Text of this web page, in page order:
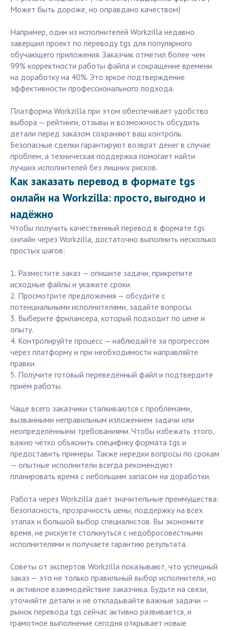
Может быть дороже, но оправдано качеством|
Например, один из исполнителей Workzilla недавно
завершил проект по переводу tgs для популярного
обучающего приложения. Заказчик отметил более чем
99% корректности работы файла и сокращение времени
на доработку на 40%. Это яркое подтверждение
эффективности профессионального подхода.
Платформа Workzilla при этом обеспечивает удобство
выбора — рейтинги, отзывы и возможность обсудить
детали перед заказом сохраняют ваш контроль.
Безопасные сделки гарантируют возврат денег в случае
проблем, а техническая поддержка помогает найти
лучших исполнителей без лишних рисков.
Как заказать перевод в формате tgs
онлайн на Workzilla: просто, выгодно и
надёжно
Чтобы получить качественный перевод в формате tgs
онлайн через Workzilla, достаточно выполнить несколько
простых шагов:
1. Разместите заказ — опишите задачи, прикрепите
исходные файлы и укажите сроки.
2. Просмотрите предложения — обсудите с
потенциальными исполнителями, задайте вопросы.
3. Выберите фрилансера, который подходит по цене и
опыту.
4. Контролируйте процесс — наблюдайте за прогрессом
через платформу и при необходимости направляйте
правки.
5. Получите готовый переведённый файл и подтвердите
приём работы.
Чаще всего заказчики сталкиваются с проблемами,
вызванными неправильным изложением задачи или
неопределёнными требованиями. Чтобы избежать этого,
важно чётко объяснить специфику формата tgs и
предоставить примеры. Также нередки вопросы по срокам
— опытные исполнители всегда рекомендуют
планировать время с небольшим запасом на доработки.
Работа через Workzilla даёт значительные преимущества:
безопасность, прозрачность цены, поддержку на всех
этапах и большой выбор специалистов. Вы экономите
время, не рискуете столкнуться с недобросовестными
исполнителями и получаете гарантию результата.
Советы от экспертов Workzilla показывают, что успешный
заказ — это не только правильный выбор исполнителя, но
и активное взаимодействие заказчика. Будьте на связи,
уточняйте детали и не откладывайте важные задачи —
рынок перевода tgs сейчас активно развивается, и
грамотное выполнение сегодня открывает новые